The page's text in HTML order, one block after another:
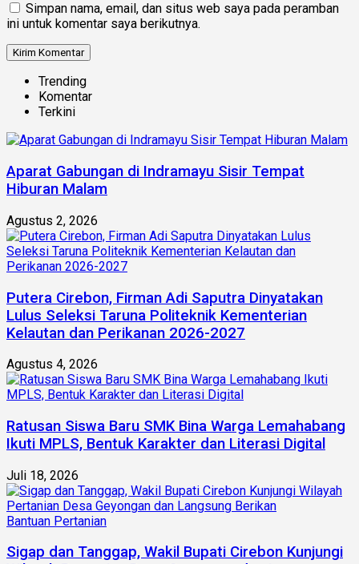
Simpan nama, email, dan situs web saya pada peramban
ini untuk komentar saya berikutnya.
Trending
Komentar
Terkini
Aparat Gabungan di Indramayu Sisir Tempat
Hiburan Malam
Agustus 2, 2026
Putera Cirebon, Firman Adi Saputra Dinyatakan
Lulus Seleksi Taruna Politeknik Kementerian
Kelautan dan Perikanan 2026-2027
Agustus 4, 2026
Ratusan Siswa Baru SMK Bina Warga Lemahabang
Ikuti MPLS, Bentuk Karakter dan Literasi Digital
Juli 18, 2026
Sigap dan Tanggap, Wakil Bupati Cirebon Kunjungi